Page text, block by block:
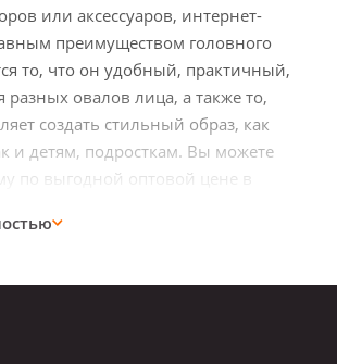
или аксессуаров, интернет-
преимуществом головного
то, что он удобный, практичный,
разных овалов лица, а также то,
создать стильный образ, как
и детям, подросткам. Вы можете
по выгодной оптовой цене в
коллекции
панам Storiz представлены